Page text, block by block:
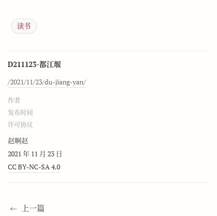
读书
D211123-都江堰
/2021/11/23/du-jiang-yan/
作者
发布时间
许可协议
赵啊赵
2021 年 11 月 23 日
CC BY-NC-SA 4.0
← 上一篇